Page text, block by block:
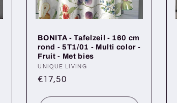
BONITA - Tafelzeil - 160 cm
rond - 5T1/01 - Multi color -
Fruit - Met bies
Verkoper:
UNIQUE LIVING
Normale
€17,50